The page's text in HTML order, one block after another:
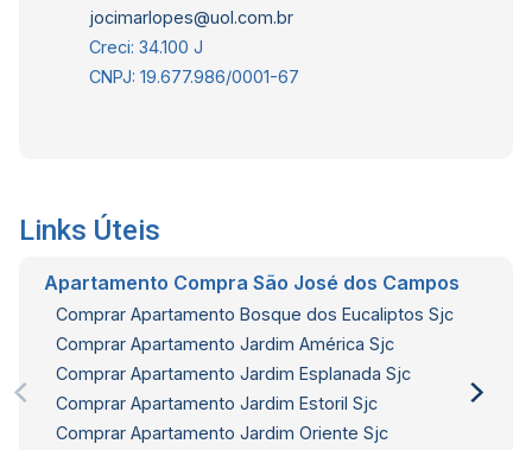
jocimarlopes@uol.com.br
Creci: 34.100 J
CNPJ: 19.677.986/0001-67
Links Úteis
Apartamento Compra São José dos Campos
Comprar Apartamento Bosque dos Eucaliptos Sjc
Comprar Apartamento Jardim América Sjc
Comprar Apartamento Jardim Esplanada Sjc
Comprar Apartamento Jardim Estoril Sjc
Comprar Apartamento Jardim Oriente Sjc